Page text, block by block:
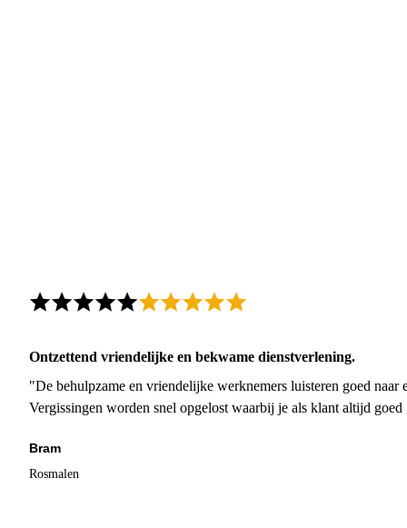
Ontzettend vriendelijke en bekwame dienstverlening.
"De behulpzame en vriendelijke werknemers luisteren goed naar
Vergissingen worden snel opgelost waarbij je als klant altijd
Bram
Rosmalen